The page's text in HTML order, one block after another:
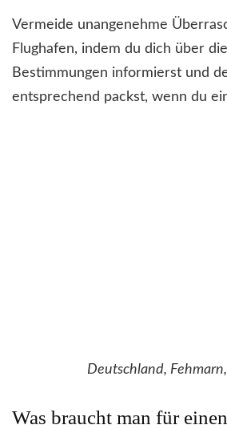
Vermeide unangenehme
Flughafen, indem du dich über
Bestimmungen informierst und
entsprechend packst, wenn du
Deutschland,
Was braucht man für